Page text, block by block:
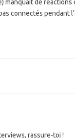
manquait de
connectés pendant
rassure-toi !